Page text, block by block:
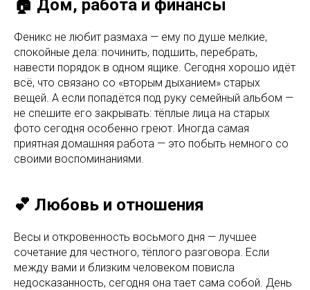
🏠 Дом, работа и финансы
Феникс не любит размаха — ему по душе мелкие,
спокойные дела: починить, подшить, перебрать,
навести порядок в одном ящике. Сегодня хорошо идёт
всё, что связано со «вторым дыханием» старых
вещей. А если попадётся под руку семейный альбом —
не спешите его закрывать: тёплые лица на старых
фото сегодня особенно греют. Иногда самая
приятная домашняя работа — это побыть немного со
своими воспоминаниями.
💕 Любовь и отношения
Весы и откровенность восьмого дня — лучшее
сочетание для честного, тёплого разговора. Если
между вами и близким человеком повисла
недосказанность, сегодня она тает сама собой. День